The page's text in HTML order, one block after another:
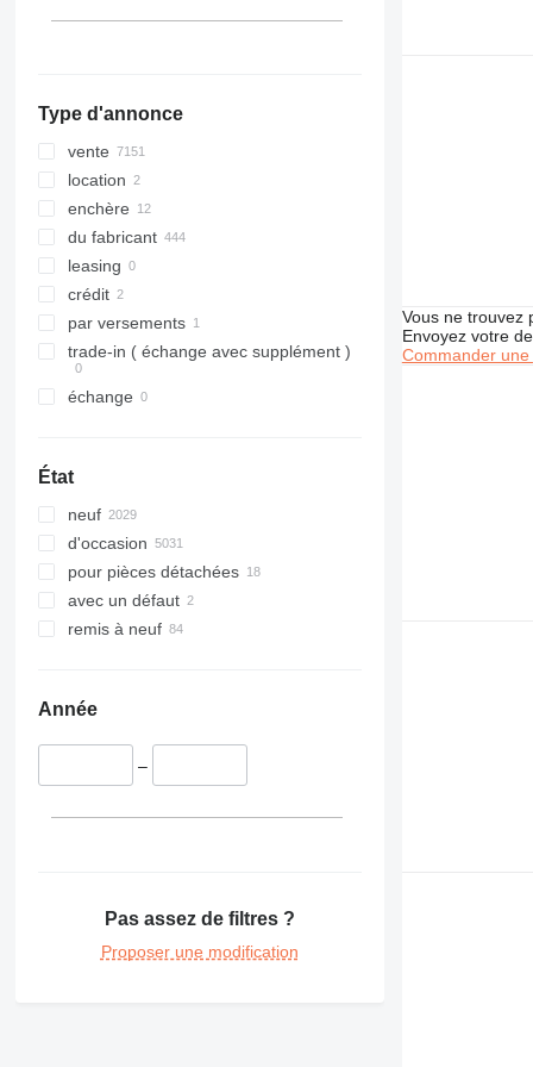
326
329
330
336
340
345
349
350
416
422
430
432
434
438
444
740
769
816
826
560
JS
Robot
S-Series
TM
Type d'annonce
vente
location
enchère
du fabricant
leasing
crédit
par versements
trade-in ( échange avec supplément )
échange
État
neuf
d'occasion
pour pièces détachées
avec un défaut
remis à neuf
Année
–
Pas assez de filtres ?
Proposer une modification
Vous ne trouvez
Envoyez votre
Commander